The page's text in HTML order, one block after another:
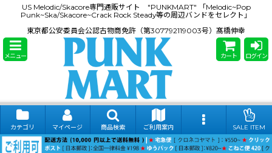
US Melodic/Skacore専門通販サイト "PUNKMART" 「Melodic~Pop
Punk~Ska/Skacore~Crack Rock Steady等の周辺バンドをセレクト」
東京都公安委員会公認古物商免許（第307792119003号）髙橋伸幸
メニュー カート ログイン
カテゴリ マイページ 商品検索 ご利用案内 SALE ITEM